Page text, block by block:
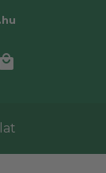
local_mall